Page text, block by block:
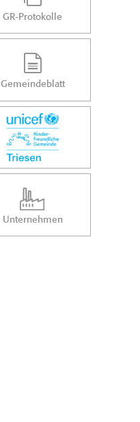
GR-Protokolle
Gemeindeblatt
Unternehmen